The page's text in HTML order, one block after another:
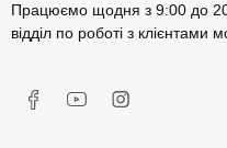
Працюємо щодня з 9:00 до
відділ по роботі з